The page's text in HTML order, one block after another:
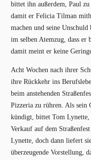
bittet ihn außerdem, Paul
damit er Felicia Tilman
machen und seine
im selben Atemzug, dass er
damit meint er keine
Acht Wochen nach ihrer
ihre Rückkehr ins
beim anstehenden
Pizzeria zu rühren. Als sein
kündigt, bittet Tom
Verkauf auf dem
Lynette, doch dann liefert
überzeugende Vorstellung,